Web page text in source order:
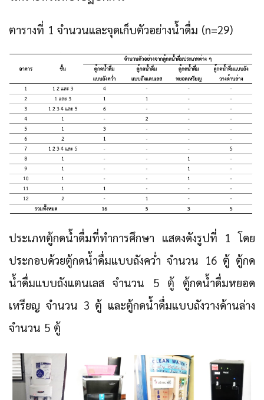
ตารางที่ 1 จำนวนและจุดเก็บตัวอย่างน้ำดื่ม (n=29)
ประเภทตู้กดน้ำดื่มที่ทำการศึกษา แสดงดังรูปที่ 1 โดย
ประกอบด้วยตู้กดน้ำดื่มแบบถังคว่ำ จำนวน 16 ตู้ ตู้กด
น้ำดื่มแบบถังแตนเลส จำนวน 5 ตู้ ตู้กดน้ำดื่มหยอด
เหรียญ จำนวน 3 ตู้ และตู้กดน้ำดื่มแบบถังวางด้านล่าง
จำนวน 5 ตู้